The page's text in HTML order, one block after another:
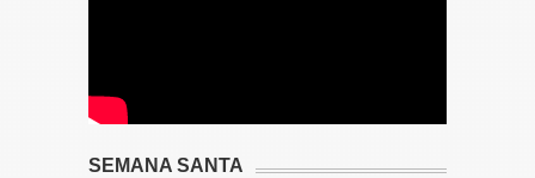
SEMANA SANTA